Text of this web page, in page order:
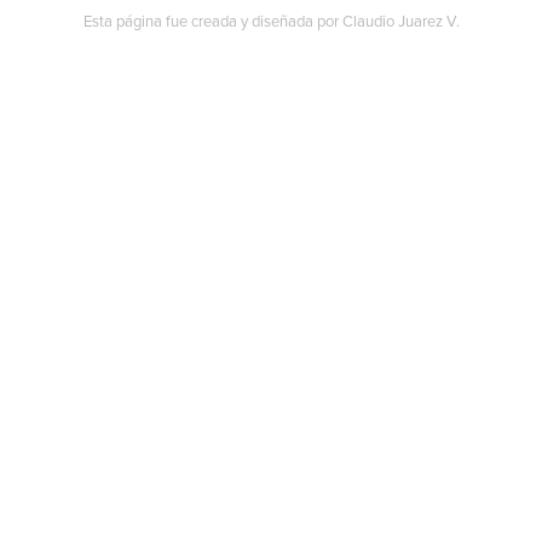
Esta página fue creada y diseñada por Claudio Juarez V.